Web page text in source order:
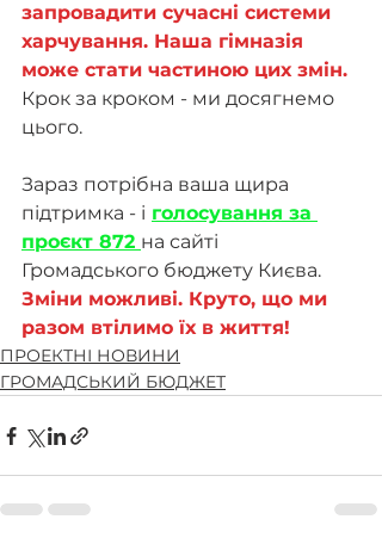
запровадити сучасні системи
харчування. Наша гімназія
може стати частиною цих змін.
Крок за кроком - ми досягнемо
цього.
Зараз потрібна ваша щира
підтримка - і голосування за
проєкт 872 на сайті
Громадського бюджету Києва.
Зміни можливі. Круто, що ми
разом втілимо їх в життя!
ПРОЕКТНІ НОВИНИ
ГРОМАДСЬКИЙ БЮДЖЕТ